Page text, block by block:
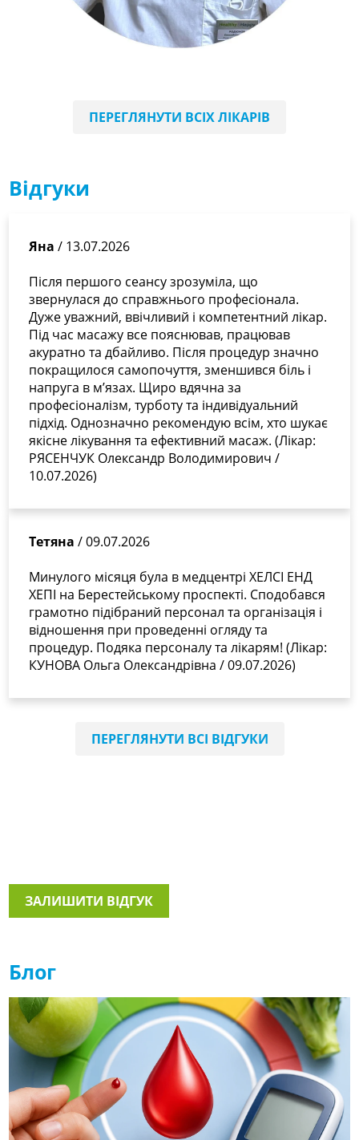
РОДІОНОВ Олексій Сергійович
ПЕРЕГЛЯНУТИ ВСІХ ЛІКАРІВ
Відгуки
Яна / 13.07.2026
Після першого сеансу зрозуміла, що
звернулася до справжнього професіонала.
Дуже уважний, ввічливий і компетентний лікар.
Під час масажу все пояснював, працював
акуратно та дбайливо. Після процедур значно
покращилося самопочуття, зменшився біль і
напруга в м’язах. Щиро вдячна за
професіоналізм, турботу та індивідуальний
підхід. Однозначно рекомендую всім, хто шукає
якісне лікування та ефективний масаж. (Лікар:
РЯСЕНЧУК Олександр Володимирович /
10.07.2026)
Тетяна / 09.07.2026
Минулого місяця була в медцентрі ХЕЛСІ ЕНД
ХЕПІ на Берестейському проспекті. Сподобався
грамотно підібраний персонал та організація і
відношення при проведенні огляду та
процедур. Подяка персоналу та лікарям! (Лікар:
КУНОВА Ольга Олександрівна / 09.07.2026)
ПЕРЕГЛЯНУТИ ВСІ ВІДГУКИ
ЗАЛИШИТИ ВІДГУК
Блог